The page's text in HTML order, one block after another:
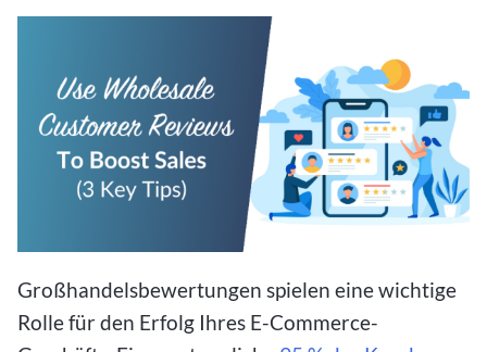
Großhandelsbewertungen spielen eine wichtige
Rolle für den Erfolg Ihres E-Commerce-